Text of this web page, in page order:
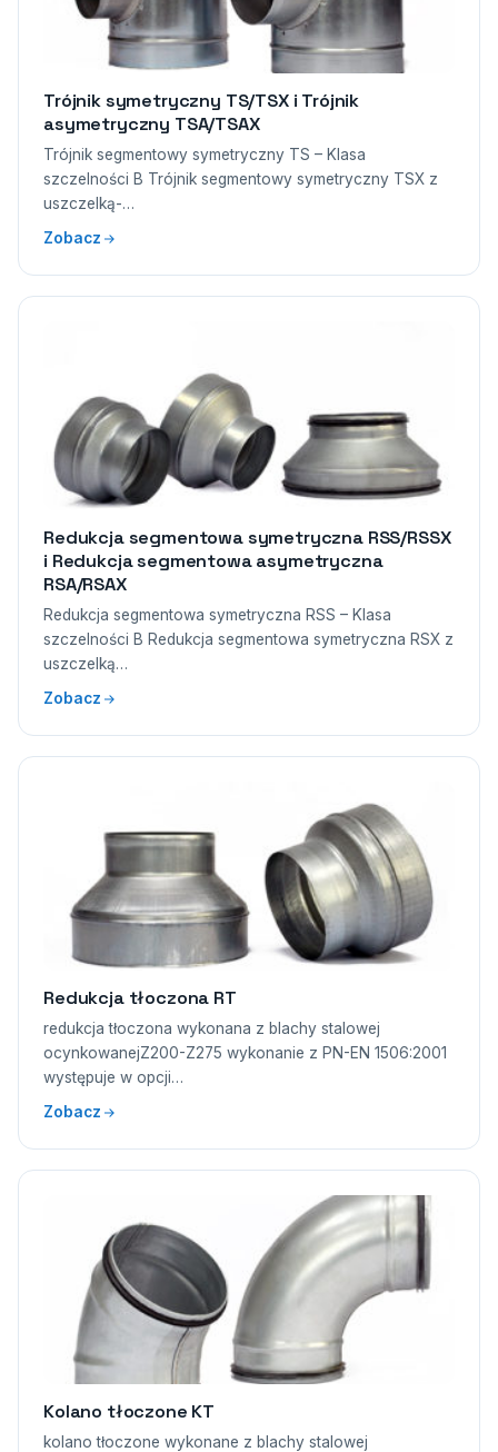
Trójnik symetryczny TS/TSX i Trójnik
asymetryczny TSA/TSAX
Trójnik segmentowy symetryczny TS – Klasa
szczelności B Trójnik segmentowy symetryczny TSX z
uszczelką-…
Zobacz
Redukcja segmentowa symetryczna RSS/RSSX
i Redukcja segmentowa asymetryczna
RSA/RSAX
Redukcja segmentowa symetryczna RSS – Klasa
szczelności B Redukcja segmentowa symetryczna RSX z
uszczelką…
Zobacz
Redukcja tłoczona RT
redukcja tłoczona wykonana z blachy stalowej
ocynkowanejZ200-Z275 wykonanie z PN-EN 1506:2001
występuje w opcji…
Zobacz
Kolano tłoczone KT
kolano tłoczone wykonane z blachy stalowej